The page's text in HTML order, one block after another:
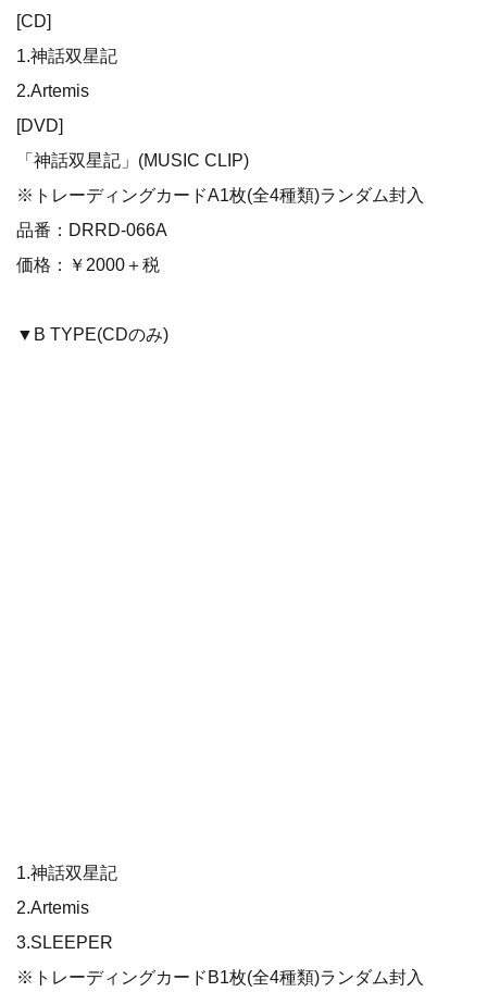
[CD]
1.神話双星記
2.Artemis
[DVD]
「神話双星記」(MUSIC CLIP)
※トレーディングカードA1枚(全4種類)ランダム封入
品番：DRRD-066A
価格：￥2000＋税
▼B TYPE(CDのみ)
1.神話双星記
2.Artemis
3.SLEEPER
※トレーディングカードB1枚(全4種類)ランダム封入